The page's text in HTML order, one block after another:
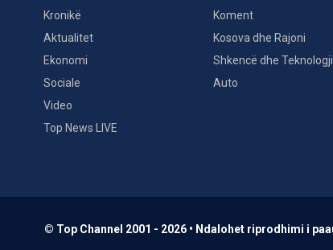
Kronikë
Aktualitet
Ekonomi
Sociale
Video
Top News LIVE
Koment
Kosova dhe Rajoni
Shkencë dhe Teknologji
Auto
© Top Channel 2001 - 2026 • Ndalohet riprodhimi i